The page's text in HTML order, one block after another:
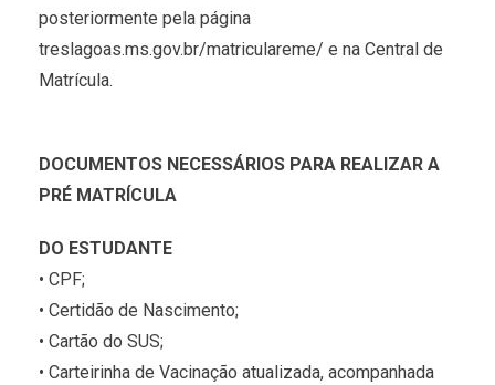
posteriormente pela página
treslagoas.ms.gov.br/matriculareme/ e na Central de
Matrícula.
DOCUMENTOS NECESSÁRIOS PARA REALIZAR A
PRÉ MATRÍCULA
DO ESTUDANTE
• CPF;
• Certidão de Nascimento;
• Cartão do SUS;
• Carteirinha de Vacinação atualizada, acompanhada